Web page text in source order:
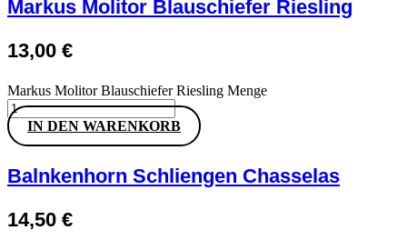
Markus Molitor Blauschiefer Riesling
13,00 €
Markus Molitor Blauschiefer Riesling Menge
IN DEN WARENKORB
Balnkenhorn Schliengen Chasselas
14,50 €